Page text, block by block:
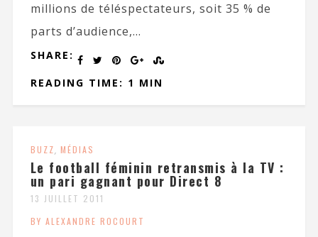
millions de téléspectateurs, soit 35 % de
parts d’audience,...
SHARE:
READING TIME: 1 MIN
BUZZ, MÉDIAS
Le football féminin retransmis à la TV :
un pari gagnant pour Direct 8
13 JUILLET 2011
BY ALEXANDRE ROCOURT